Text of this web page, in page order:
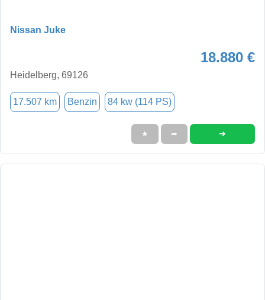
Nissan Juke
18.880 €
Heidelberg, 69126
17.507 km Benzin 84 kw (114 PS)
★ ➦ ➜